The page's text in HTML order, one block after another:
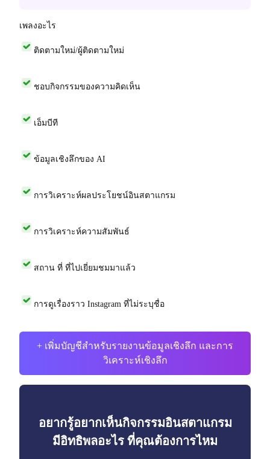
เพลงอะไร
ติดตามใหม่/ผู้ติดตามใหม่
ชอบกิจกรรมของความคิดเห็น
เอ็มบีที
ข้อมูลเชิงลึกของ AI
การวิเคราะห์ผลประโยชน์อินสตาแกรม
การวิเคราะห์ความสัมพันธ์
สถาน ที่ ที่ไปเยี่ยมชมมาแล้ว
การดูเรื่องราว Instagram ที่ไม่ระบุชื่อ
+ เพิ่มบัญชีสำหรับรายงานข้อมูลเชิงลึก และการ
วิเคราะห์เชิงลึก
อยากรู้อยากเห็นกิจกรรมอินสตาแกรม
มีอิทธิพลอะไร ที่คุณต้องการไหม